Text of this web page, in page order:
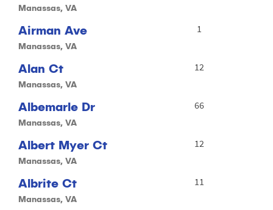
Manassas, VA
Airman Ave
Manassas, VA
1
Alan Ct
Manassas, VA
12
Albemarle Dr
Manassas, VA
66
Albert Myer Ct
Manassas, VA
12
Albrite Ct
Manassas, VA
11